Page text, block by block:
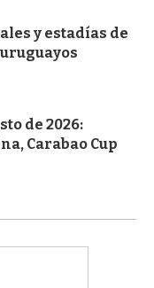
y estadías de
de 2026:
Carabao Cup